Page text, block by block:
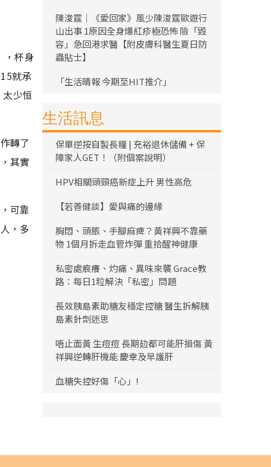
，杯身
就承
少恒
轉了
其實
可靠
，多
陳浚霆｜《愛回家》風少陳浚霆歐遊行
山出事 1原因全身爆紅疹極恐怖 險「毀
容」急回港求醫【附皮膚科醫生夏日防
蟲貼士】
「生活晴報 今期至HIT推介」
生活訊息
保單逆按自製長糧 | 充裕退休儲備 + 保
障家人GET！（附個案說明）
HPV相關頭頸癌新症上升 男性高危
【若善健談】愛與痛的邊緣
胸悶、頭脹、手腳麻痺？黃祥興不靠藥
物 1個月拆走血管炸彈 重拾醒神健康
私密處痕癢、灼痛、異味來襲 Grace教
路：每日1粒解決「私密」問題
長效胰島素助糖友穩定控糖 醫生拆解胰
島素針劑迷思
唔止面黃 生痘痘 長期攰都可能肝損傷 黃
祥興逆轉肝機能 慶幸及早護肝
血糖失控好傷「心」!